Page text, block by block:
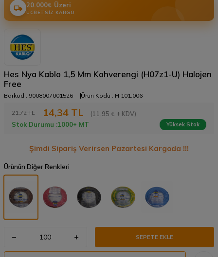
20.000₺ Üzeri
ÜCRETSIZ KARGO
Hes Nya Kablo 1,5 Mm Kahverengi (H07z1-U) Halojen
Free
Barkod : 9008007001526 Ürün Kodu : H.101.006
21,72TL 14,34 TL
(11,95 ₺ + KDV)
Stok Durumu :1000+ MT Yüksek Stok
Şimdi Sipariş Verirsen Pazartesi Kargoda !!!
Ürünün Diğer Renkleri
SEPETE EKLE